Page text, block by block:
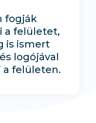
fogják
a felületet,
is ismert
logójával
a felületen.